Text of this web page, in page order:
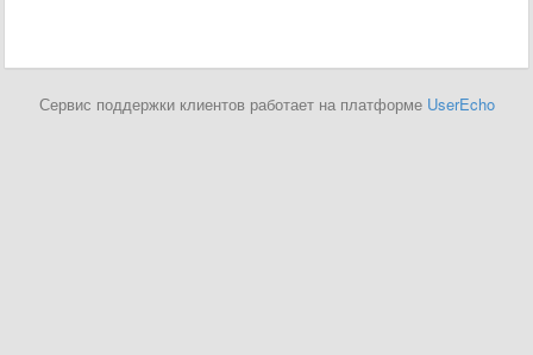
Сервис поддержки клиентов работает на платформе UserEcho